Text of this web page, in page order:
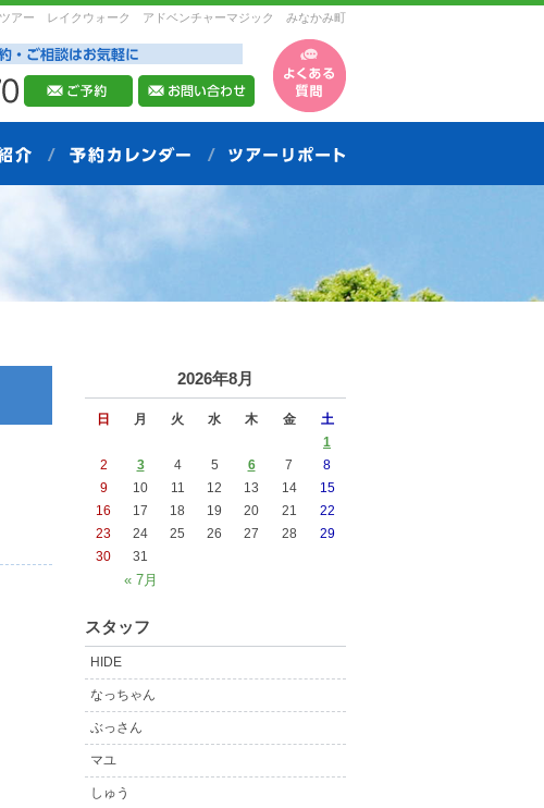
ー レイクウォーク アドベンチャーマジック みなかみ町
2026年8月
日 月 火 水 木 金 土
« 7月
1
2
3 4 5 6 7
8
9
10 11 12 13 14
15
16
17 18 19 20 21
22
23
24 25 26 27 28
29
30
31
スタッフ
HIDE
なっちゃん
ぶっさん
マユ
しゅう